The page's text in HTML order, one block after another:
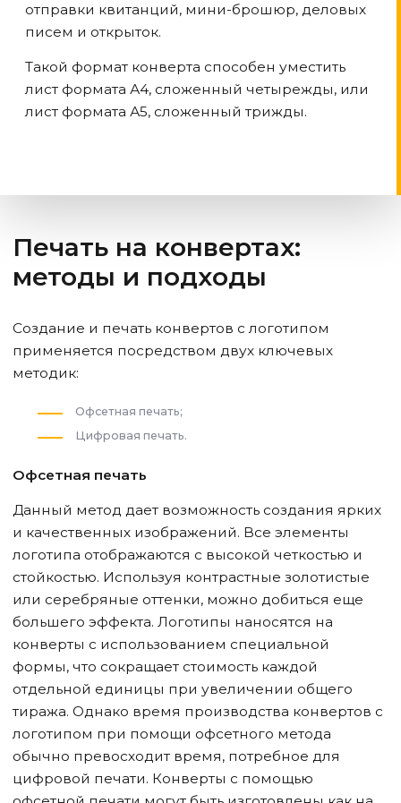
отправки квитанций, мини-брошюр, деловых
писем и открыток.
Такой формат конверта способен уместить
лист формата А4, сложенный четырежды, или
лист формата А5, сложенный трижды.
Печать на конвертах:
методы и подходы
Создание и печать конвертов с логотипом
применяется посредством двух ключевых
методик:
Офсетная печать;
Цифровая печать.
Офсетная печать
Данный метод дает возможность создания ярких
и качественных изображений. Все элементы
логотипа отображаются с высокой четкостью и
стойкостью. Используя контрастные золотистые
или серебряные оттенки, можно добиться еще
большего эффекта. Логотипы наносятся на
конверты с использованием специальной
формы, что сокращает стоимость каждой
отдельной единицы при увеличении общего
тиража. Однако время производства конвертов с
логотипом при помощи офсетного метода
обычно превосходит время, потребное для
цифровой печати. Конверты с помощью